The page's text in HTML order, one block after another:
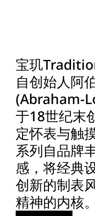
宝玑
自创始人阿
(Abraham-
于18世纪末
定怀表与触
系列自品牌
感，将经典
创新的制表
精神的内核。